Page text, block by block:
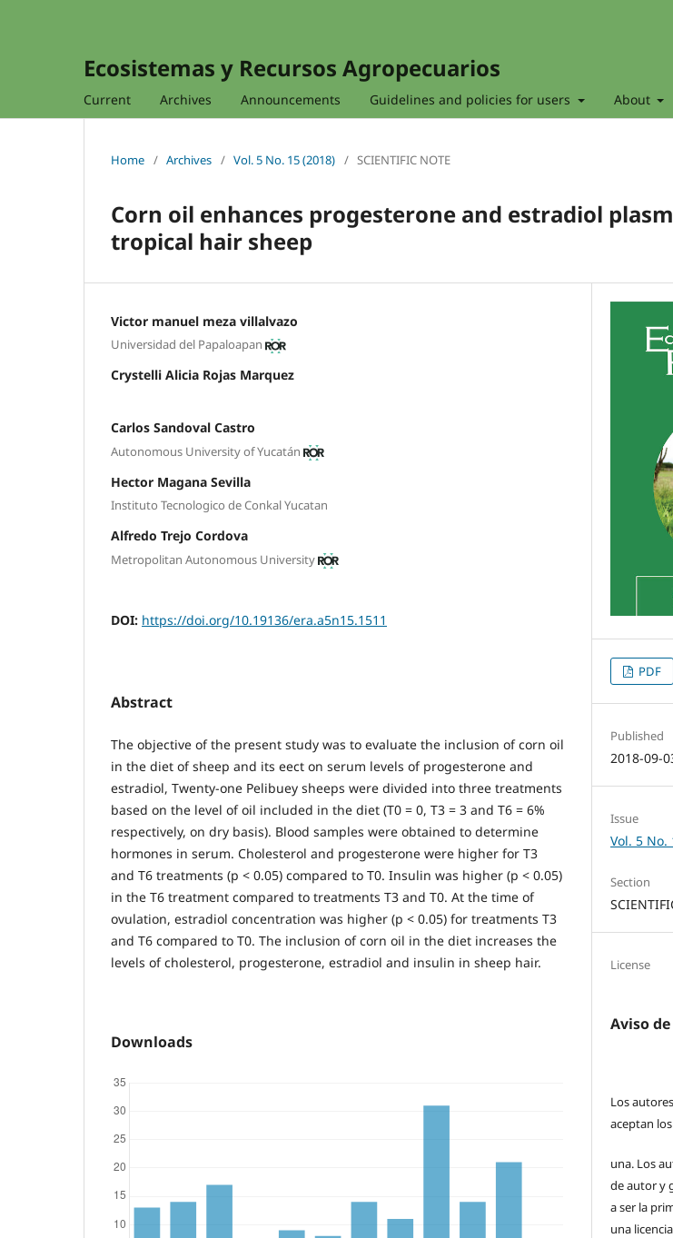
Ecosistemas y Recursos Agropecuarios
Current Archives Announcements Guidelines and policies for users About
Home / Archives / Vol. 5 No. 15 (2018) / SCIENTIFIC NOTE
Corn oil enhances progesterone and estradiol
tropical hair sheep
Victor manuel meza villalvazo
Universidad del Papaloapan
Crystelli Alicia Rojas Marquez
Carlos Sandoval Castro
Autonomous University of Yucatán
Hector Magana Sevilla
Instituto Tecnologico de Conkal Yucatan
Alfredo Trejo Cordova
Metropolitan Autonomous University
DOI: https://doi.org/10.19136/era.a5n15.1511
Abstract
The objective of the present study was to evaluate the inclusion of corn oil
in the diet of sheep and its eect on serum levels of progesterone and
estradiol, Twenty-one Pelibuey sheeps were divided into three treatments
based on the level of oil included in the diet (T0 = 0, T3 = 3 and T6 = 6%
respectively, on dry basis). Blood samples were obtained to determine
hormones in serum. Cholesterol and progesterone were higher for T3
and T6 treatments (p < 0.05) compared to T0. Insulin was higher (p < 0.05)
in the T6 treatment compared to treatments T3 and T0. At the time of
ovulation, estradiol concentration was higher (p < 0.05) for treatments T3
and T6 compared to T0. The inclusion of corn oil in the diet increases the
levels of cholesterol, progesterone, estradiol and insulin in sheep hair.
Downloads
PDF
Published
2018-09-
Issue
Vol. 5 No.
Section
License
Aviso
Los
aceptan
una. Los
de autor y
a ser la
una